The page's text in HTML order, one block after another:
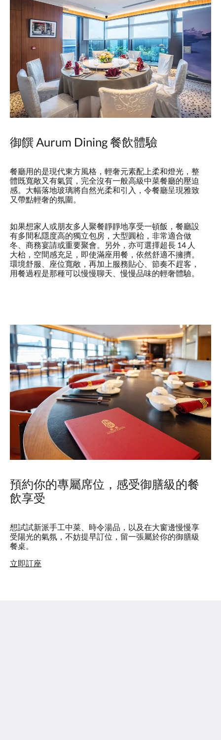
御饌 Aurum Dining 餐飲體驗
餐廳用的是現代東方風格，輕奢元素配上柔和燈光，整
體既寬敞又有氣質，完全沒有一般高級中菜餐廳的壓迫
感。大幅落地玻璃將自然光柔和引入，令餐廳呈現雅致
又帶點輕奢的氛圍。
如果想家人或朋友多人聚餐靜靜地享受一頓飯，餐廳設
有多間私隱度高的獨立包房，大型圓枱，非常適合做
冬、商務宴請或重要聚會。另外，亦可選擇超長 14 人
大枱，空間感充足，即使滿座用餐，依然舒適不擁擠。
環境舒服、座位寬敞，再加上服務貼心、節奏不趕客，
用餐過程是那種可以慢慢聊天、慢慢品味的輕奢體驗。
預約你的專屬席位，感受御膳級的餐
飲享受
想試試新派手工中菜、時令湯品，以及在大窗邊慢慢享
受陽光的氣氛，不妨提早訂位，留一張屬於你的御膳級
餐桌。
立即訂座